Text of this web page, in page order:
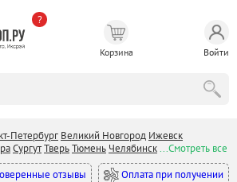
?
Корзина Войти
Петербург Великий Новгород Ижевск
СургутТверьТюмень Челябинск...Смотреть все
отзывы
Оплата при получении